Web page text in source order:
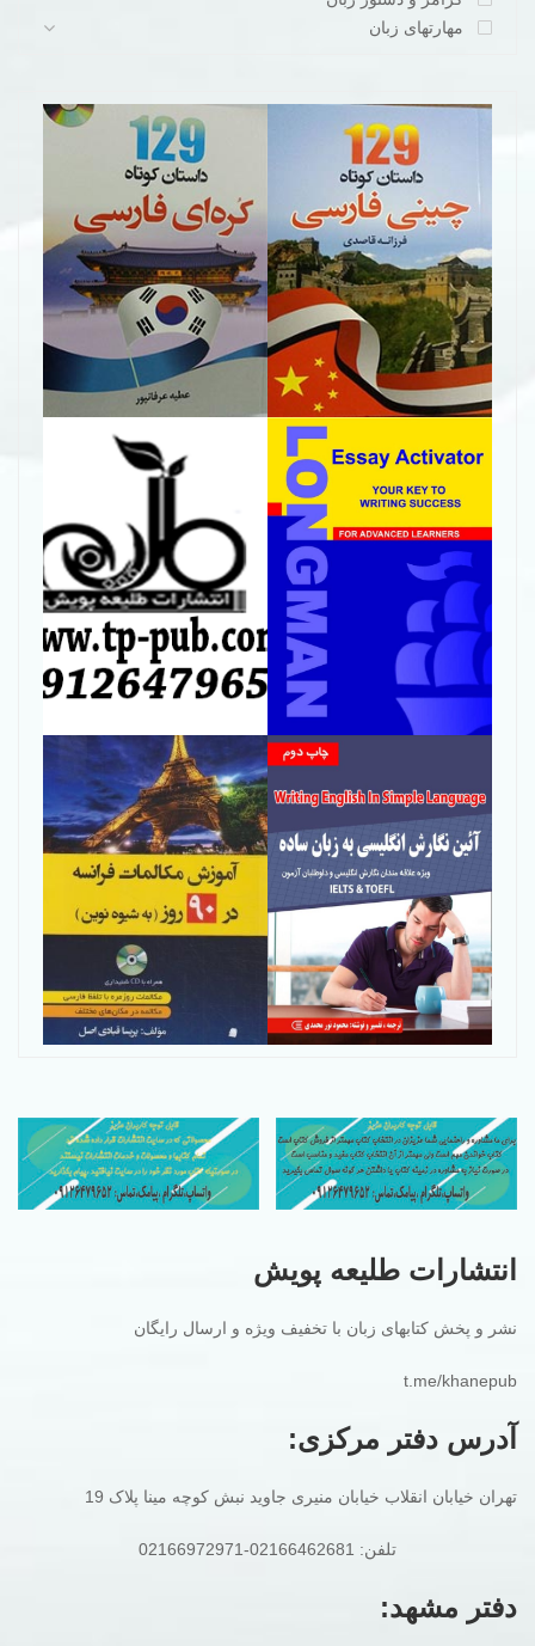
مهارتهای زبان
انتشارات طلیعه پویش
نشر و پخش کتابهای زبان با تخفیف ویژه و ارسال رایگان
t.me/khanepub
آدرس دفتر مرکزی:
تهران خیابان انقلاب خیابان منیری جاوید نبش کوچه مینا پلاک 19
تلفن: 02166462681-02166972971
دفتر مشهد: